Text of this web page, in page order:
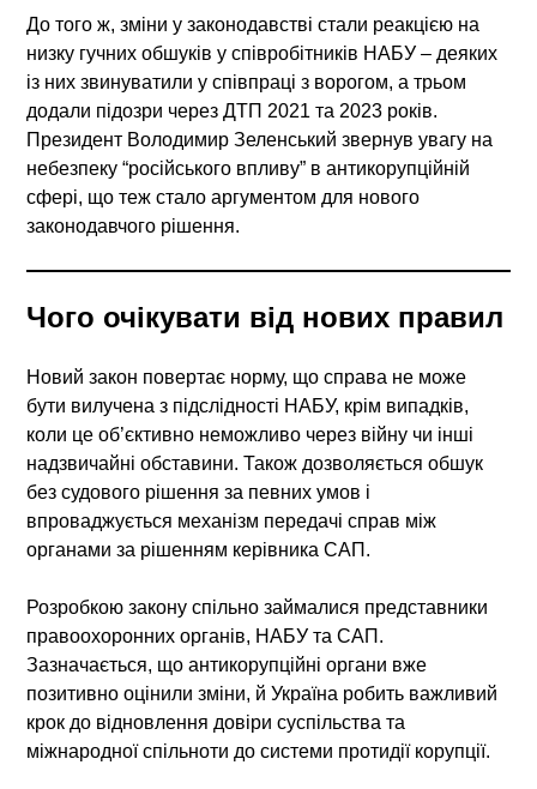
До того ж, зміни у законодавстві стали реакцією на
низку гучних обшуків у співробітників НАБУ – деяких
із них звинуватили у співпраці з ворогом, а трьом
додали підозри через ДТП 2021 та 2023 років.
Президент Володимир Зеленський звернув увагу на
небезпеку “російського впливу” в антикорупційній
сфері, що теж стало аргументом для нового
законодавчого рішення.
Чого очікувати від нових правил
Новий закон повертає норму, що справа не може
бути вилучена з підслідності НАБУ, крім випадків,
коли це об’єктивно неможливо через війну чи інші
надзвичайні обставини. Також дозволяється обшук
без судового рішення за певних умов і
впроваджується механізм передачі справ між
органами за рішенням керівника САП.
Розробкою закону спільно займалися представники
правоохоронних органів, НАБУ та САП.
Зазначається, що антикорупційні органи вже
позитивно оцінили зміни, й Україна робить важливий
крок до відновлення довіри суспільства та
міжнародної спільноти до системи протидії корупції.